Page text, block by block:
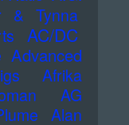
& Tynna
AC/DC
Advanced
Afrika
AG
Alan